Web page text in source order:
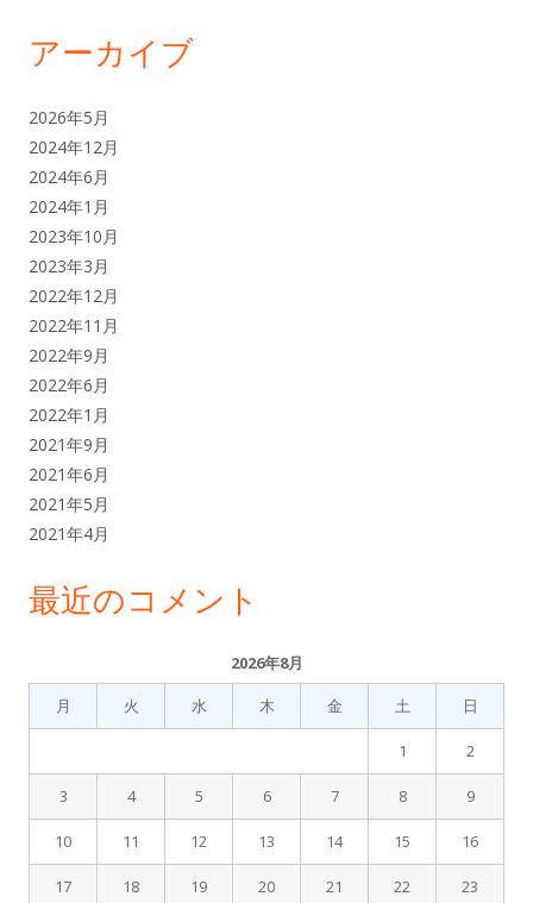
アーカイブ
2026年5月
2024年12月
2024年6月
2024年1月
2023年10月
2023年3月
2022年12月
2022年11月
2022年9月
2022年6月
2022年1月
2021年9月
2021年6月
2021年5月
2021年4月
最近のコメント
2026年8月
月
火 水 木 金 土 日
1 2
3 4 5 6 7 8 9
10 11 12 13 14 15 16
17 18 19 20 21 22 23